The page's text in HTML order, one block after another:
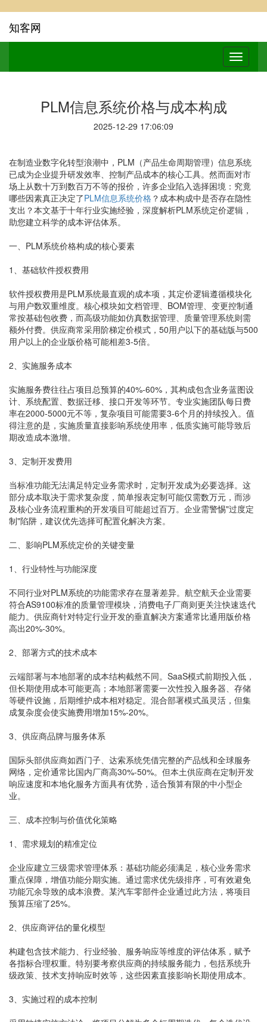
知客网
PLM信息系统价格与成本构成
2025-12-29 17:06:09
在制造业数字化转型浪潮中，PLM（产品生命周期管理）信息系统
已成为企业提升研发效率、控制产品成本的核心工具。然而面对市
场上从数十万到数百万不等的报价，许多企业陷入选择困境：究竟
哪些因素真正决定了PLM信息系统价格 ？成本构成中是否存在隐性
支出？本文基于十年行业实施经验，深度解析PLM系统定价逻辑，
助您建立科学的成本评估体系。
一、PLM系统价格构成的核心要素
1、基础软件授权费用
软件授权费用是PLM系统最直观的成本项，其定价逻辑遵循模块化
与用户数双重维度。核心模块如文档管理、BOM管理、变更控制通
常按基础包收费，而高级功能如仿真数据管理、质量管理系统则需
额外付费。供应商常采用阶梯定价模式，50用户以下的基础版与500
用户以上的企业版价格可能相差3-5倍。
2、实施服务成本
实施服务费往往占项目总预算的40%-60%，其构成包含业务蓝图设
计、系统配置、数据迁移、接口开发等环节。专业实施团队每日费
率在2000-5000元不等，复杂项目可能需要3-6个月的持续投入。值
得注意的是，实施质量直接影响系统使用率，低质实施可能导致后
期改造成本激增。
3、定制开发费用
当标准功能无法满足特定业务需求时，定制开发成为必要选择。这
部分成本取决于需求复杂度，简单报表定制可能仅需数万元，而涉
及核心业务流程重构的开发项目可能超过百万。企业需警惕"过度定
制"陷阱，建议优先选择可配置化解决方案。
二、影响PLM系统定价的关键变量
1、行业特性与功能深度
不同行业对PLM系统的功能需求存在显著差异。航空航天企业需要
符合AS9100标准的质量管理模块，消费电子厂商则更关注快速迭代
能力。供应商针对特定行业开发的垂直解决方案通常比通用版价格
高出20%-30%。
2、部署方式的技术成本
云端部署与本地部署的成本结构截然不同。SaaS模式前期投入低，
但长期使用成本可能更高；本地部署需要一次性投入服务器、存储
等硬件设施，后期维护成本相对稳定。混合部署模式虽灵活，但集
成复杂度会使实施费用增加15%-20%。
3、供应商品牌与服务体系
国际头部供应商如西门子、达索系统凭借完整的产品线和全球服务
网络，定价通常比国内厂商高30%-50%。但本土供应商在定制开发
响应速度和本地化服务方面具有优势，适合预算有限的中小型企
业。
三、成本控制与价值优化策略
1、需求规划的精准定位
企业应建立三级需求管理体系：基础功能必须满足，核心业务需求
重点保障，增值功能分期实施。通过需求优先级排序，可有效避免
功能冗余导致的成本浪费。某汽车零部件企业通过此方法，将项目
预算压缩了25%。
2、供应商评估的量化模型
构建包含技术能力、行业经验、服务响应等维度的评估体系，赋予
各指标合理权重。特别要考察供应商的持续服务能力，包括系统升
级政策、技术支持响应时效等，这些因素直接影响长期使用成本。
3、实施过程的成本控制